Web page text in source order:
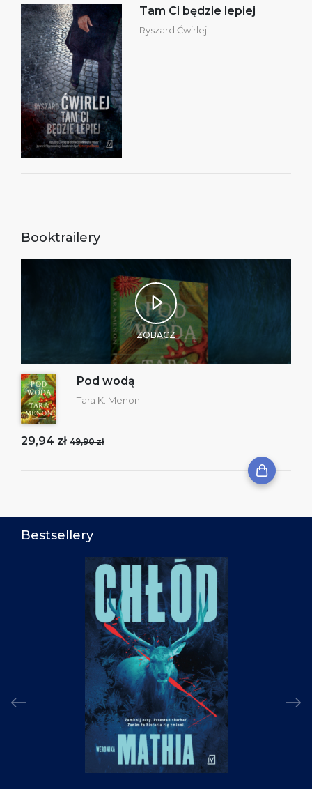
Tam Ci będzie lepiej
Ryszard Ćwirlej
Booktrailery
ZOBACZ
Pod wodą
Tara K. Menon
29,94 zł 49,90 zł
Bestsellery